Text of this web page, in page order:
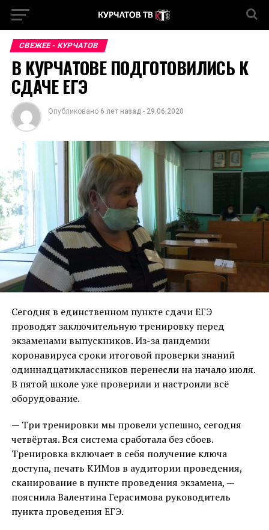
СВЕЖЕЕ - КУРЧАТОВ
В КУРЧАТОВЕ ПОДГОТОВИЛИСЬ К
СДАЧЕ ЕГЭ
Опубликовано 6 лет назад - 29.06.2020
-
Сегодня в единственном пункте сдачи ЕГЭ
проводят заключительную тренировку перед
экзаменами выпускников. Из-за пандемии
коронавируса сроки итоговой проверки знаний
одиннадцатиклассников перенесли на начало июля.
В пятой школе уже проверили и настроили всё
оборудование.
— Три тренировки мы провели успешно, сегодня
четвёртая. Вся система сработала без сбоев.
Тренировка включает в себя получение ключа
доступа, печать КИМов в аудитории проведения,
сканирование в пункте проведения экзамена, —
пояснила Валентина Герасимова руководитель
пункта проведения ЕГЭ.